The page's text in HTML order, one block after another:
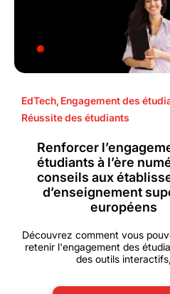
EdTech, Engagement des
Réussite des étudiants
Renforcer
étudiants à l’ère
conseils aux
d’enseignement
européens
Découvrez comment vous
retenir l'engagement des
des outils interactifs,